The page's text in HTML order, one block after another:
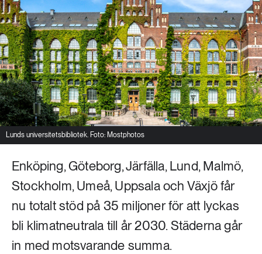
Mat & jordbruk
Skog
Social hållbarhet
Transport
Vatten
252 ARTIKLAR
Landsbygd
939 ARTIKLAR
Livsstil & konsumtion
612 ARTIKLAR
Mat & jordbruk
262 ARTIKLAR
Skog
Social hållbarhet
Lunds universitetsbibliotek. Foto: Mostphotos
Enköping, Göteborg, Järfälla, Lund, Malmö,
Stockholm, Umeå, Uppsala och Växjö får
nu totalt stöd på 35 miljoner för att lyckas
bli klimatneutrala till år 2030. Städerna går
in med motsvarande summa.